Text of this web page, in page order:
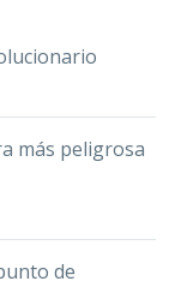
más peligrosa
de